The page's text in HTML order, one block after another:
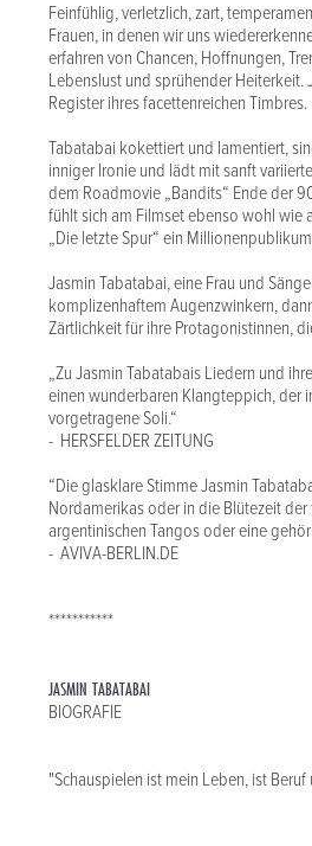
Feinfühlig, verletzlich, zart,
Frauen, in denen wir uns
erfahren von Chancen, Hoffnungen,
Lebenslust und sprühender
Register ihres facettenreichen Timbres.
Tabatabai kokettiert und lamentiert,
inniger Ironie und lädt mit sanft
dem Roadmovie „Bandits“ Ende der
fühlt sich am Filmset ebenso wohl wie
„Die letzte Spur“ ein
Jasmin Tabatabai, eine Frau und
komplizenhaftem Augenzwinkern,
Zärtlichkeit für ihre Protagonistinnen,
„Zu Jasmin Tabatabais Liedern und
einen wunderbaren Klangteppich, der
vorgetragene Soli.“
- HERSFELDER ZEITUNG
“Die glasklare Stimme Jasmin
Nordamerikas oder in die Blütezeit
argentinischen Tangos oder eine
- AVIVA-BERLIN.DE
***********
JASMIN TABATABAI
BIOGRAFIE
"Schauspielen ist mein Leben, ist